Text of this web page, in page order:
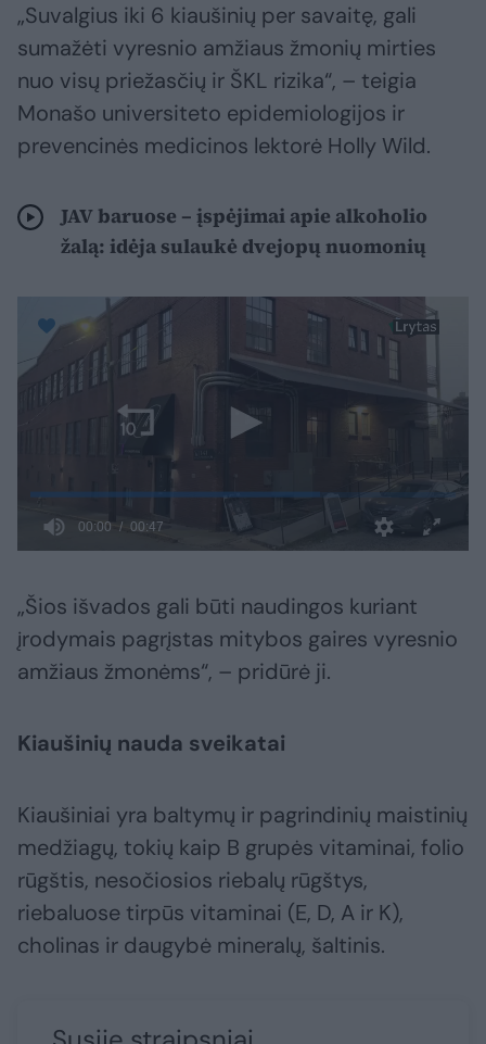
„Suvalgius iki 6 kiaušinių per savaitę, gali
sumažėti vyresnio amžiaus žmonių mirties
nuo visų priežasčių ir ŠKL rizika“, – teigia
Monašo universiteto epidemiologijos ir
prevencinės medicinos lektorė Holly Wild.
JAV baruose – įspėjimai apie alkoholio
žalą: idėja sulaukė dvejopų nuomonių
„Šios išvados gali būti naudingos kuriant
įrodymais pagrįstas mitybos gaires vyresnio
amžiaus žmonėms“, – pridūrė ji.
Kiaušinių nauda sveikatai
Kiaušiniai yra baltymų ir pagrindinių maistinių
medžiagų, tokių kaip B grupės vitaminai, folio
rūgštis, nesočiosios riebalų rūgštys,
riebaluose tirpūs vitaminai (E, D, A ir K),
cholinas ir daugybė mineralų, šaltinis.